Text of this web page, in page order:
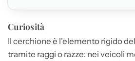
Curiosità
Il cerchione è l'elemento rigido
tramite raggi o razze: nei veicoli